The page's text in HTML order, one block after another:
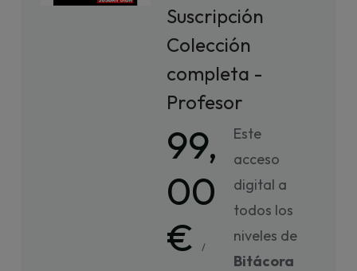
Suscripción
Colección
completa -
Profesor
99,
00
€/
Este
acceso
digital a
todos los
niveles de
Bitácora